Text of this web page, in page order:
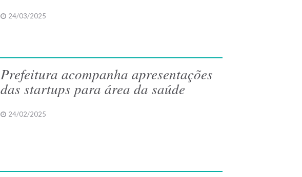
24/03/2025
Prefeitura acompanha apresentações
das startups para área da saúde
24/02/2025